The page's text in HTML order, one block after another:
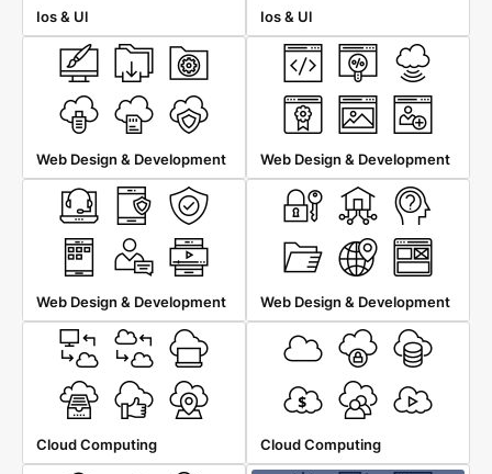
Ios & Ul Ios & Ul
Web Design & Development Web Design & Development
Web Design & Development Web Design & Development
Cloud Computing Cloud Computing